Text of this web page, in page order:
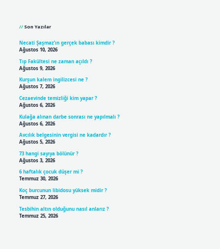
Son Yazılar
Necati Şaşmaz’ın gerçek babası kimdir ?
Ağustos 10, 2026
Tıp Fakültesi ne zaman açıldı ?
Ağustos 9, 2026
Kurşun kalem ingilizcesi ne ?
Ağustos 7, 2026
Cezaevinde temizliği kim yapar ?
Ağustos 6, 2026
Kulağa alınan darbe sonrası ne yapılmalı ?
Ağustos 6, 2026
Avcılık belgesinin vergisi ne kadardır ?
Ağustos 5, 2026
73 hangi sayıya bölünür ?
Ağustos 3, 2026
6 haftalık çocuk düşer mi ?
Temmuz 30, 2026
Koç burcunun libidosu yüksek midir ?
Temmuz 27, 2026
Tesbihin altın olduğunu nasıl anlarız ?
Temmuz 25, 2026